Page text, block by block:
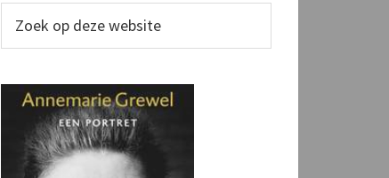
Primaire
Sidebar
op